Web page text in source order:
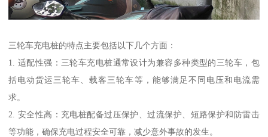
三轮车充电桩的特点主要包括以下几个方面：
1. 适配性强：三轮车充电桩通常设计为兼容多种类型的三轮车，包
括电动货运三轮车、载客三轮车等，能够满足不同电压和电流需
求。
2. 安全性高：充电桩配备过压保护、过流保护、短路保护和防雷击
等功能，确保充电过程安全可靠，减少意外事故的发生。